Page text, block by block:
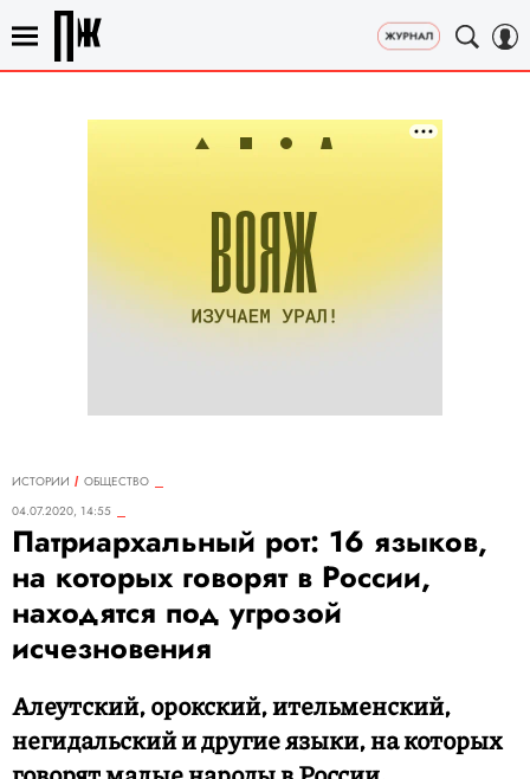
ИСТОРИИ
ОБЩЕСТВО
04.07.2020, 14:55
Патриархальный рот: 16 языков,
на которых говорят в России,
находятся под угрозой
исчезновения
Алеутский, орокский, ительменский,
негидальский и другие языки, на которых